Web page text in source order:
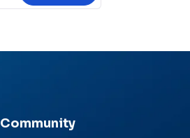
Community